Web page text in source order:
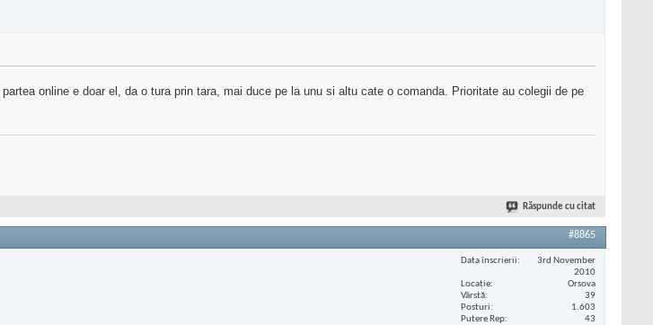
online e doar el, da o tura prin tara, mai duce pe la unu si altu cate o comanda. Prioritate au colegii de pe
Răspunde cu citat
#8865
Data înscrierii
3rd November
2010
Locaţie
Orsova
Vârstă
39
Posturi
1.603
Putere Rep
43